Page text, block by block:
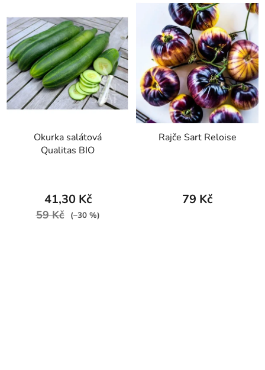
Okurka salátová
Qualitas BIO
41,30 Kč
59 Kč (–30 %)
Rajče Sart Reloise
79 Kč